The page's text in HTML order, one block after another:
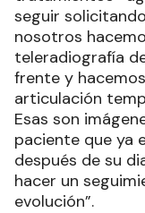
seguir
nosotros
teleradiografía
frente y
articulación
Esas son
paciente que ya
después de su
hacer un
evolución”.